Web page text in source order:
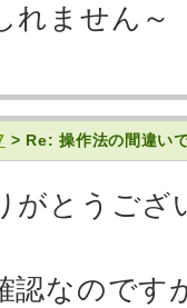
れません～
> Re: 操作法の間違い
がとうござ
認なのです